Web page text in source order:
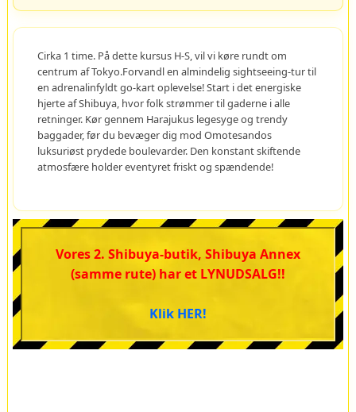
Cirka 1 time. På dette kursus H-S, vil vi køre rundt om
centrum af Tokyo.Forvandl en almindelig sightseeing-tur til
en adrenalinfyldt go-kart oplevelse! Start i det energiske
hjerte af Shibuya, hvor folk strømmer til gaderne i alle
retninger. Kør gennem Harajukus legesyge og trendy
baggader, før du bevæger dig mod Omotesandos
luksuriøst prydede boulevarder. Den konstant skiftende
atmosfære holder eventyret friskt og spændende!
Vores 2. Shibuya-butik, Shibuya Annex
(samme rute) har et LYNUDSALG!!
Klik HER!